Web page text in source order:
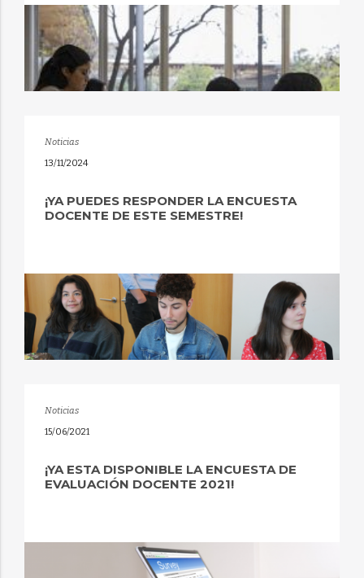
Noticias
13/11/2024
¡YA PUEDES RESPONDER LA ENCUESTA
DOCENTE DE ESTE SEMESTRE!
Noticias
15/06/2021
¡YA ESTA DISPONIBLE LA ENCUESTA DE
EVALUACIÓN DOCENTE 2021!